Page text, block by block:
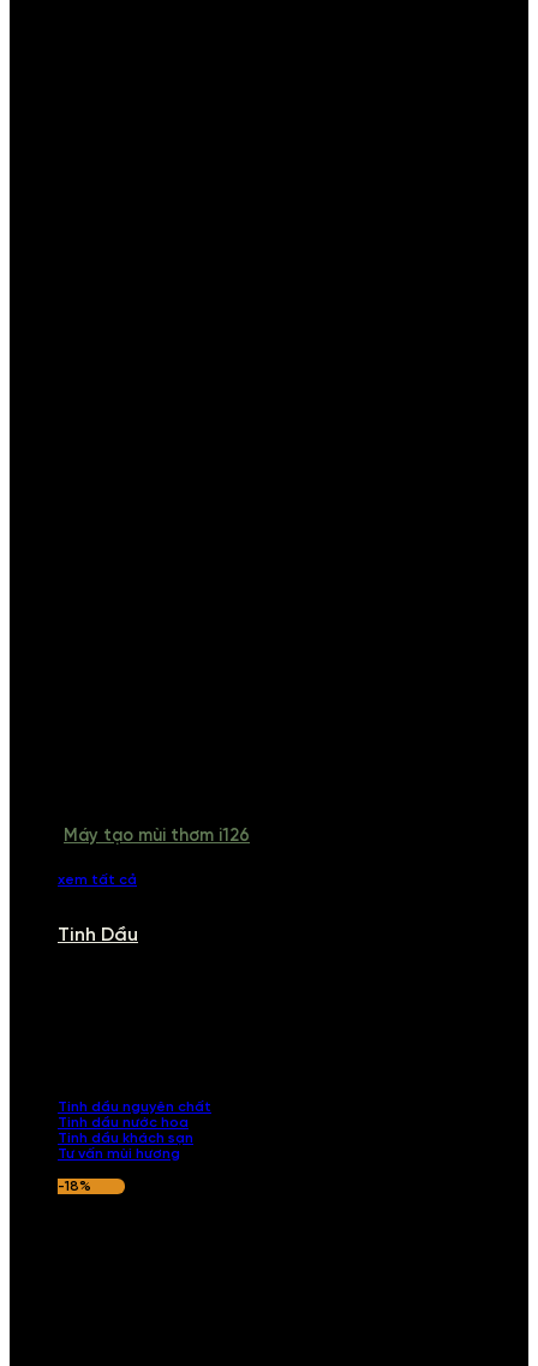
Máy tạo mùi thơm i126
xem tất cả
Tinh Dầu
Tinh dầu nguyên chất
Tinh dầu nước hoa
Tinh dầu khách sạn
Tư vấn mùi hương
-18%